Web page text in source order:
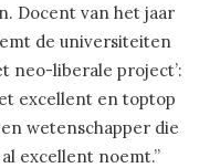
Docent van het jaar
de universiteiten
neo-liberale project’:
excellent en toptop
wetenschapper die
excellent noemt.”